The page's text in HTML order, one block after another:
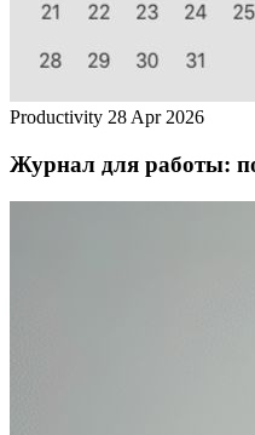
Productivity 28 Apr 2026
Журнал для работы: